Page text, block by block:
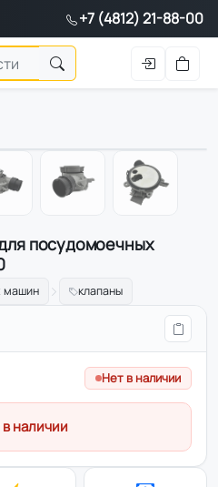
+7 (4812) 21-88-00
посудомоечных
машин клапаны
Нет в наличии
наличии